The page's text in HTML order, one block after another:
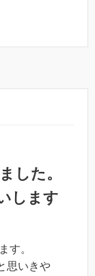
した。
します
す。
思いきや